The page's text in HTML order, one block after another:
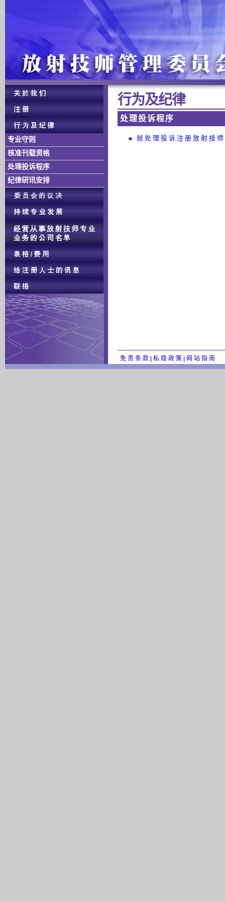
专业守则
核准刊载资格
处理投诉程序
纪律研讯安排
行 为 及 纪 律
处 理 投 诉 程 序
就 处 理 投 诉 注 册 放 射 技
免 责 条 款 私 隐 政 策 网 站 指 南